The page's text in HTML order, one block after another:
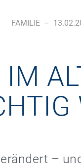
FAMILIE –
–